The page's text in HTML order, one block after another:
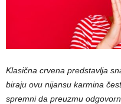
Klasična crvena predstavlja
biraju ovu nijansu karmina
spremni da preuzmu